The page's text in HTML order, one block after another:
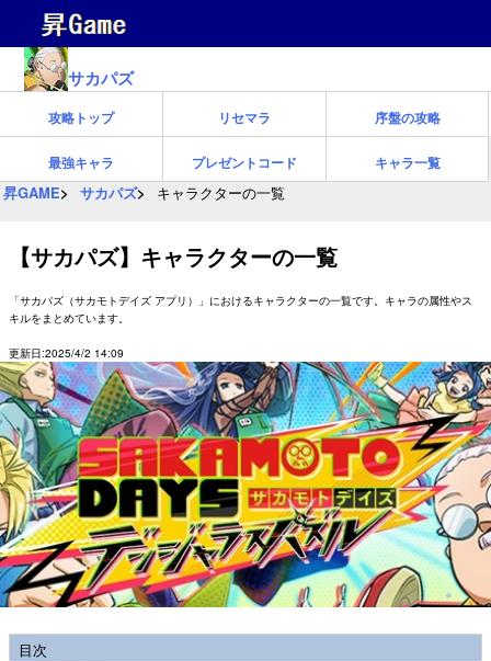
サカパズ
攻略トップ リセマラ 序盤の攻略
最強キャラ プレゼントコード キャラ一覧
昇GAME サカパズ キャラクターの一覧
【サカパズ】キャラクターの一覧
「サカパズ（サカモトデイズ アプリ）」におけるキャラクターの一覧です。キャラの属性やス
キルをまとめています。
更新日:2025/4/2 14:09
目次